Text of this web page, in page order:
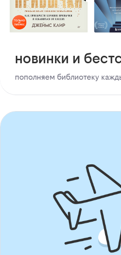
новинки и
пополняем библиотеку